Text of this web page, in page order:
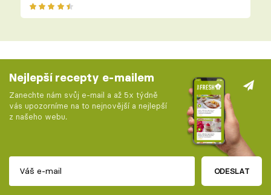
Nejlepší recepty e-mailem
Zanechte nám svůj e-mail a až 5x týdně
vás upozorníme na to nejnovější a nejlepší
z našeho webu.
ODESLAT